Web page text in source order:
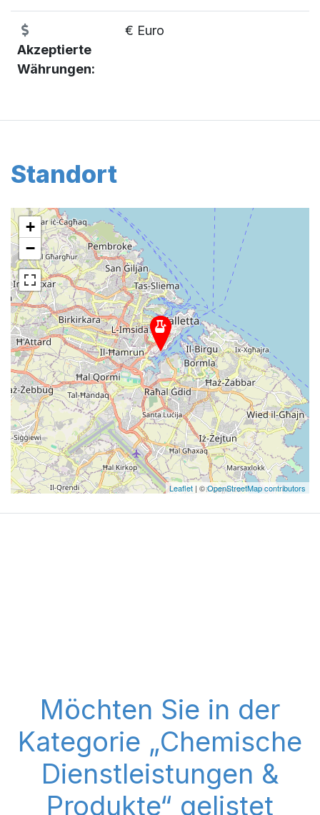
Akzeptierte
Währungen:
€ Euro
Standort
+
−
Leaflet | ©OpenStreetMap contributors
Möchten Sie in der
Kategorie „Chemische
Dienstleistungen &
Produkte“ gelistet